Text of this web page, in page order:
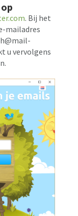
. Bij het
mailadres
u vervolgens